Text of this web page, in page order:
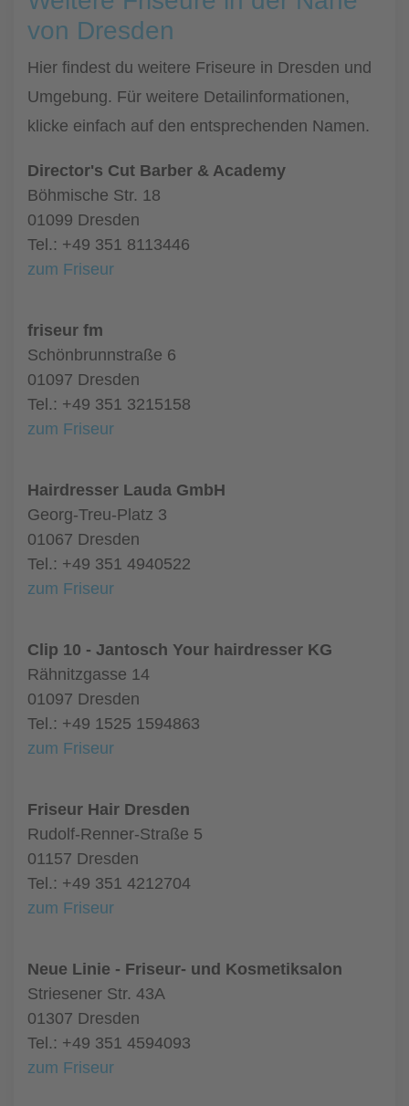
von Dresden
Hier findest du weitere Friseure in Dresden und
Umgebung. Für weitere Detailinformationen,
klicke einfach auf den entsprechenden Namen.
Director's Cut Barber & Academy
Böhmische Str. 18
01099 Dresden
Tel.: +49 351 8113446
zum Friseur
friseur fm
Schönbrunnstraße 6
01097 Dresden
Tel.: +49 351 3215158
zum Friseur
Hairdresser Lauda GmbH
Georg-Treu-Platz 3
01067 Dresden
Tel.: +49 351 4940522
zum Friseur
Clip 10 - Jantosch Your hairdresser KG
Rähnitzgasse 14
01097 Dresden
Tel.: +49 1525 1594863
zum Friseur
Friseur Hair Dresden
Rudolf-Renner-Straße 5
01157 Dresden
Tel.: +49 351 4212704
zum Friseur
Neue Linie - Friseur- und Kosmetiksalon
Striesener Str. 43A
01307 Dresden
Tel.: +49 351 4594093
zum Friseur